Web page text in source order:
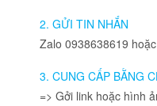
chọn
có
thể
được
chọn
trên
2. GỬI TIN NHẮN
Zalo 0938638619
3. CUNG CẤP BẰNG
=> Gởi link hoặc hình